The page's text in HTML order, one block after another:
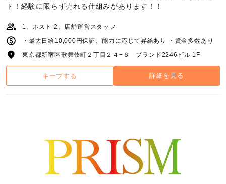
ト！経験に限らず売れる仕組みがあります！！
1、ホスト 2、店舗運営スタッフ
・最大日給10,000円保証、能力に応じて昇給あり ・賞金多数あり
東京都新宿区歌舞伎町２丁目２４−６ プランド2246ビル 1F
キープする 詳細を見る